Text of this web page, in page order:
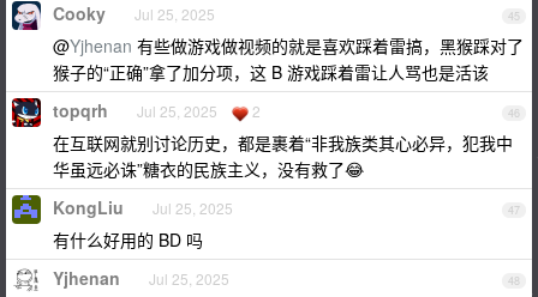
45
Cooky Jul 25, 2025
@Yjhenan 有些做游戏做视频的就是喜欢踩着雷搞，黑猴踩对了
猴子的“正确”拿了加分项，这 B 游戏踩着雷让人骂也是活该
46
topqrh Jul 25, 2025 2
在互联网就别讨论历史，都是裹着“非我族类其心必异，犯我中
华虽远必诛”糖衣的民族主义，没有救了😂
47
KongLiu Jul 25, 2025
有什么好用的 BD 吗
48
Yjhenan Jul 25, 2025